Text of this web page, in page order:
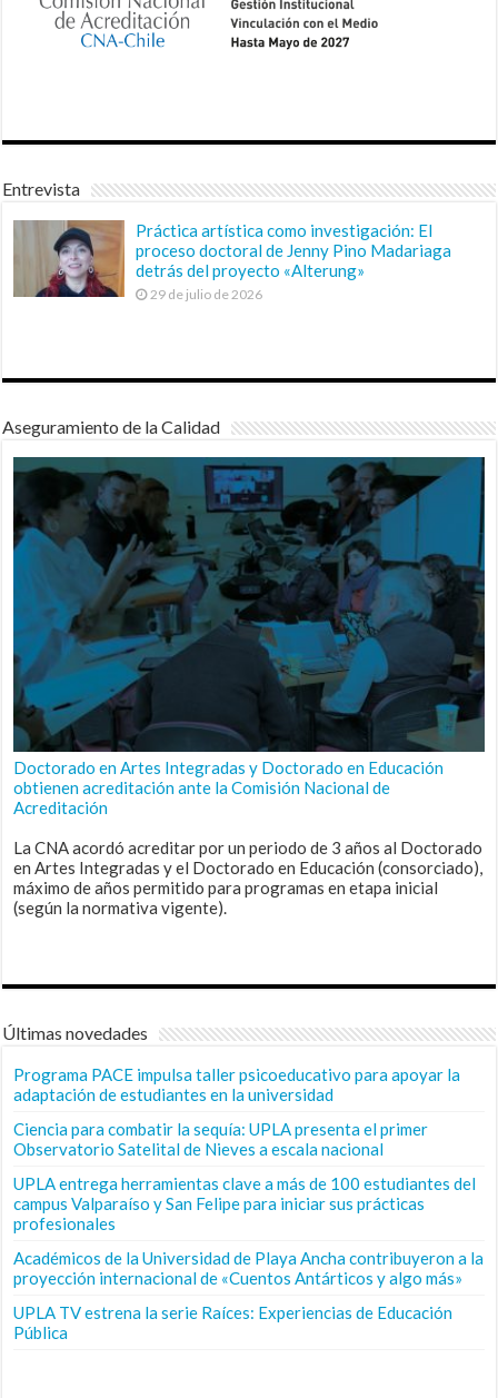
Entrevista
Práctica artística como investigación: El
proceso doctoral de Jenny Pino Madariaga
detrás del proyecto «Alterung»
29 de julio de 2026
Aseguramiento de la Calidad
Doctorado en Artes Integradas y Doctorado en Educación
obtienen acreditación ante la Comisión Nacional de
Acreditación
La CNA acordó acreditar por un periodo de 3 años al Doctorado
en Artes Integradas y el Doctorado en Educación (consorciado),
máximo de años permitido para programas en etapa inicial
(según la normativa vigente).
Últimas novedades
Programa PACE impulsa taller psicoeducativo para apoyar la
adaptación de estudiantes en la universidad
Ciencia para combatir la sequía: UPLA presenta el primer
Observatorio Satelital de Nieves a escala nacional
UPLA entrega herramientas clave a más de 100 estudiantes del
campus Valparaíso y San Felipe para iniciar sus prácticas
profesionales
Académicos de la Universidad de Playa Ancha contribuyeron a la
proyección internacional de «Cuentos Antárticos y algo más»
UPLA TV estrena la serie Raíces: Experiencias de Educación
Pública